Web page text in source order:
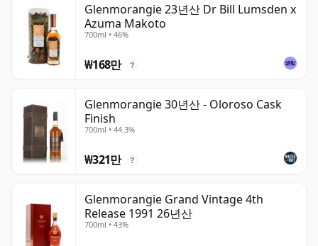
Glenmorangie 23년산 Dr Bill Lumsden x
Azuma Makoto
700ml • 46%
₩168만 ?
Glenmorangie 30년산 - Oloroso Cask
Finish
700ml • 44.3%
₩321만 ?
Glenmorangie Grand Vintage 4th
Release 1991 26년산
700ml • 43%